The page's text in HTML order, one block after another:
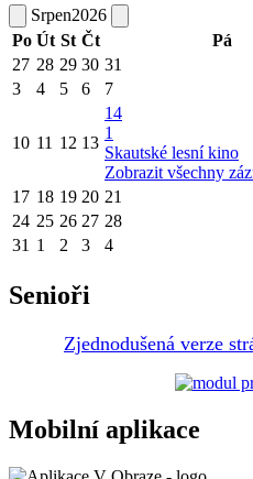
Srpen2026
Po Út St Čt Pá
27 28 29 30 31
3
4 5 6 7
10 11 12 13
14
1
Skautské lesní kino
Zobrazit všechny
17 18 19 20 21
24 25 26 27 28
31 1 2 3 4
Senioři
Zjednodušená verze
Mobilní aplikace